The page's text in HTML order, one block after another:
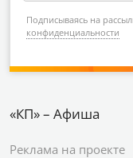
Подписываясь на
конфиденциальности
«КП» – Афиша
Реклама на проекте